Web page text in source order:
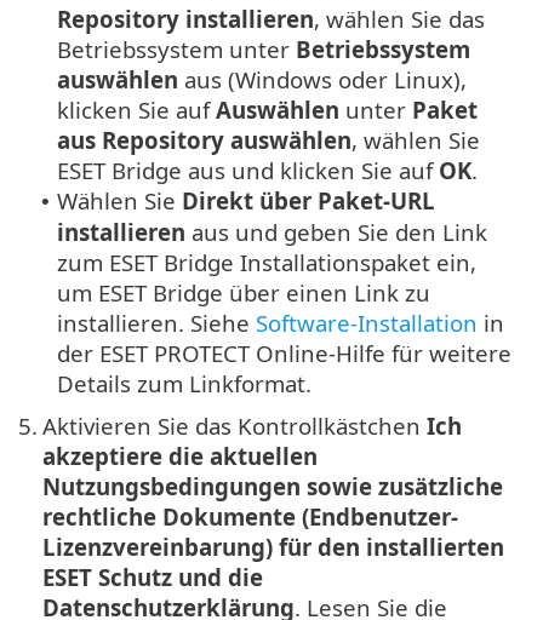
Repository installieren, wählen Sie das
Betriebssystem unter Betriebssystem
auswählen aus (Windows oder Linux),
klicken Sie aufAuswählen unter Paket
aus Repository auswählen, wählen Sie
ESET Bridge aus und klicken Sie auf OK.
• Wählen Sie Direkt über Paket-URL
installieren aus und geben Sie den Link
zum ESET Bridge Installationspaket ein,
um ESET Bridge über einen Link zu
installieren. Siehe Software-Installation in
der ESET PROTECT Online-Hilfe für weitere
Details zum Linkformat.
5. Aktivieren Sie das Kontrollkästchen Ich
akzeptiere die aktuellen
Nutzungsbedingungen sowie zusätzliche
rechtliche Dokumente (Endbenutzer-
Lizenzvereinbarung) für den installierten
ESET Schutz und die
Datenschutzerklärung. Lesen Sie die